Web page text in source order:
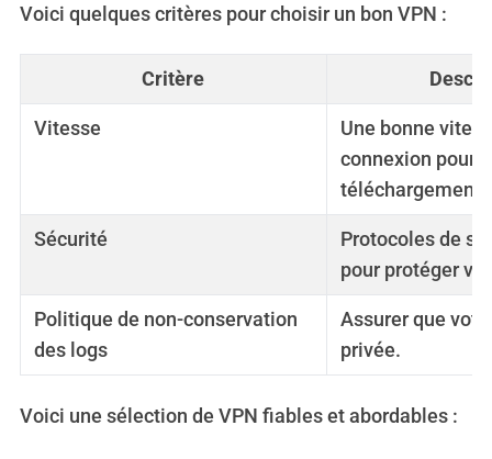
Voici quelques critères pour choisir un bon VPN :
Critère
Vitesse
Une bonne
connexion pour
téléchargement
Sécurité
Protocoles de
pour protéger
Politique de non-conservation
des logs
Assurer que
privée.
Voici une sélection de VPN fiables et abordables :